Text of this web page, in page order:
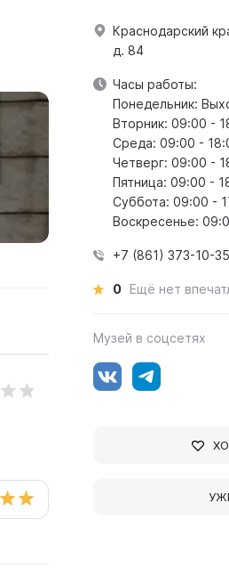
Краснодарский
д. 84
Часы работы:
Понедельник:
Вторник: 09:00 -
Среда: 09:00 -
Четверг: 09:00 -
Пятница: 09:00 -
Суббота: 09:00 -
Воскресенье:
+7 (861) 373-10-35
0 Ещё нет
Музей в соцсетях